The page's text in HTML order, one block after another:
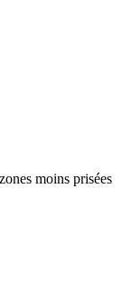
moins prisées